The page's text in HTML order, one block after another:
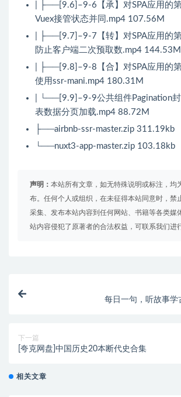
| ├──[9.6]–9-6【承】对SPA应用的第
Vuex接管状态并同.mp4 107.56M
| ├──[9.7]–9-7【转】对SPA应用的第
防止客户端二次预取数.mp4 144.53M
| ├──[9.8]–9-8【合】对SPA应用的第
使用ssr-mani.mp4 180.31M
| └──[9.9]–9-9公共组件Pagination
表数据分页加载.mp4 88.72M
├──airbnb-ssr-master.zip 311.19kb
└──nuxt3-app-master.zip 103.18kb
声明： 本站所有文章，如无特殊说明或标注，均
布。任何个人或组织，在未征得本站同意时，禁
采集、发布本站内容到任何网站、书籍等各类媒
站内容侵犯了原著者的合法权益，可联系我们进
每日一句，听故事学
下一篇
[夸克网盘]中国历史20本断代史合集
相关文章